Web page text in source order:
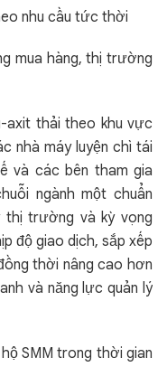
nhu cầu tức thời
mua hàng, thị trường
axit thải theo khu vực
nhà máy luyện chì tái
và các bên tham gia
ngành một chuẩn
thị trường và kỳ vọng
độ giao dịch, sắp xếp
thời nâng cao hơn
và năng lực quản lý
SMM trong thời gian